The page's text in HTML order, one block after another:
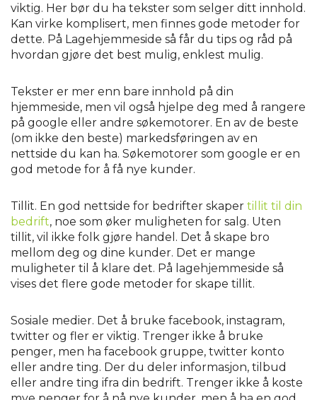
viktig. Her bør du ha tekster som selger ditt innhold.
Kan virke komplisert, men finnes gode metoder for
dette. På Lagehjemmeside så får du tips og råd på
hvordan gjøre det best mulig, enklest mulig.
Tekster er mer enn bare innhold på din
hjemmeside, men vil også hjelpe deg med å rangere
på google eller andre søkemotorer. En av de beste
(om ikke den beste) markedsføringen av en
nettside du kan ha. Søkemotorer som google er en
god metode for å få nye kunder.
Tillit. En god nettside for bedrifter skaper tillit til din
bedrift, noe som øker muligheten for salg. Uten
tillit, vil ikke folk gjøre handel. Det å skape bro
mellom deg og dine kunder. Det er mange
muligheter til å klare det. På lagehjemmeside så
vises det flere gode metoder for skape tillit.
Sosiale medier. Det å bruke facebook, instagram,
twitter og fler er viktig. Trenger ikke å bruke
penger, men ha facebook gruppe, twitter konto
eller andre ting. Der du deler informasjon, tilbud
eller andre ting ifra din bedrift. Trenger ikke å koste